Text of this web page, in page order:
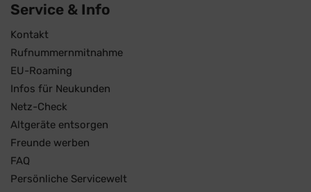
Service & Info
Kontakt
Rufnummernmitnahme
EU-Roaming
Infos für Neukunden
Netz-Check
Altgeräte entsorgen
Freunde werben
FAQ
Persönliche Servicewelt